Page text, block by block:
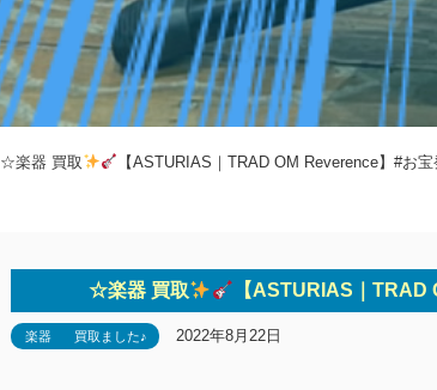
☆楽器 買取 【ASTURIAS｜TRAD OM Reverence】#お
☆楽器 買取 【ASTURIAS｜
楽器 買取ました♪ 2022年8月22日